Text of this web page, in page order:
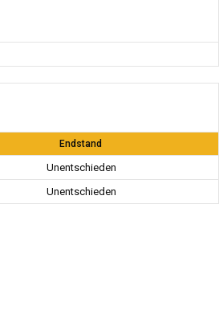
Endstand
Unentschieden
Unentschieden